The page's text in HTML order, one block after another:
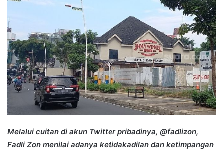
Melalui cuitan di akun Twitter pribadinya, @fadlizon,
Fadli Zon menilai adanya ketidakadilan dan ketimpangan